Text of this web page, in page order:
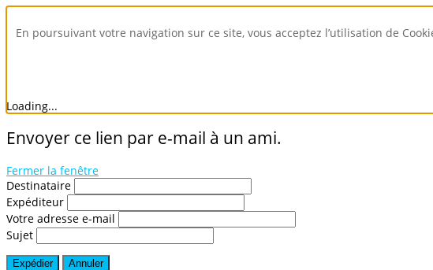
En poursuivant votre navigation sur ce site, vous acceptez l’utilisation de
Loading...
Envoyer ce lien par e-mail à un ami.
Fermer la fenêtre
Destinataire
Expéditeur
Votre adresse e-mail
Sujet
Expédier Annuler